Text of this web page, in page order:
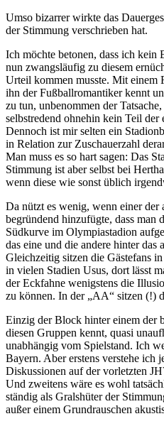
Umso bizarrer wirkte das
der Stimmung verschrieben hat.
Ich möchte betonen, dass ich kein
nun zwangsläufig zu diesem
Urteil kommen musste. Mit einem
ihn der Fußballromantiker kennt
zu tun, unbenommen der
selbstredend ohnehin kein Teil der
Dennoch ist mir selten ein
in Relation zur Zuschauerzahl
Man muss es so hart sagen: Das
Stimmung ist aber selbst bei
wenn diese wie sonst üblich
Da nützt es wenig, wenn einer der
begründend hinzufügte, dass man
Südkurve im Olympiastadion
das eine und die andere hinter das
Gleichzeitig sitzen die Gästefans
in vielen Stadien Usus, dort lässt
der Eckfahne wenigstens die
zu können. In der „AA“ sitzen (!)
Einzig der Block hinter einem der
diesen Gruppen kennt, quasi
unabhängig vom Spielstand. Ich
Bayern. Aber erstens verstehe ich
Diskussionen auf der vorletzten
Und zweitens wäre es wohl
ständig als Gralshüter der
außer einem Grundrauschen